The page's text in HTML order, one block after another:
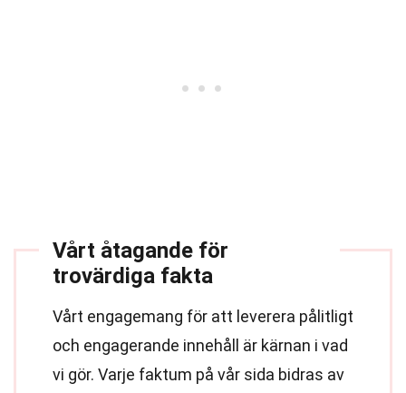
Vårt åtagande för
trovärdiga fakta
Vårt engagemang för att leverera pålitligt
och engagerande innehåll är kärnan i vad
vi gör. Varje faktum på vår sida bidras av